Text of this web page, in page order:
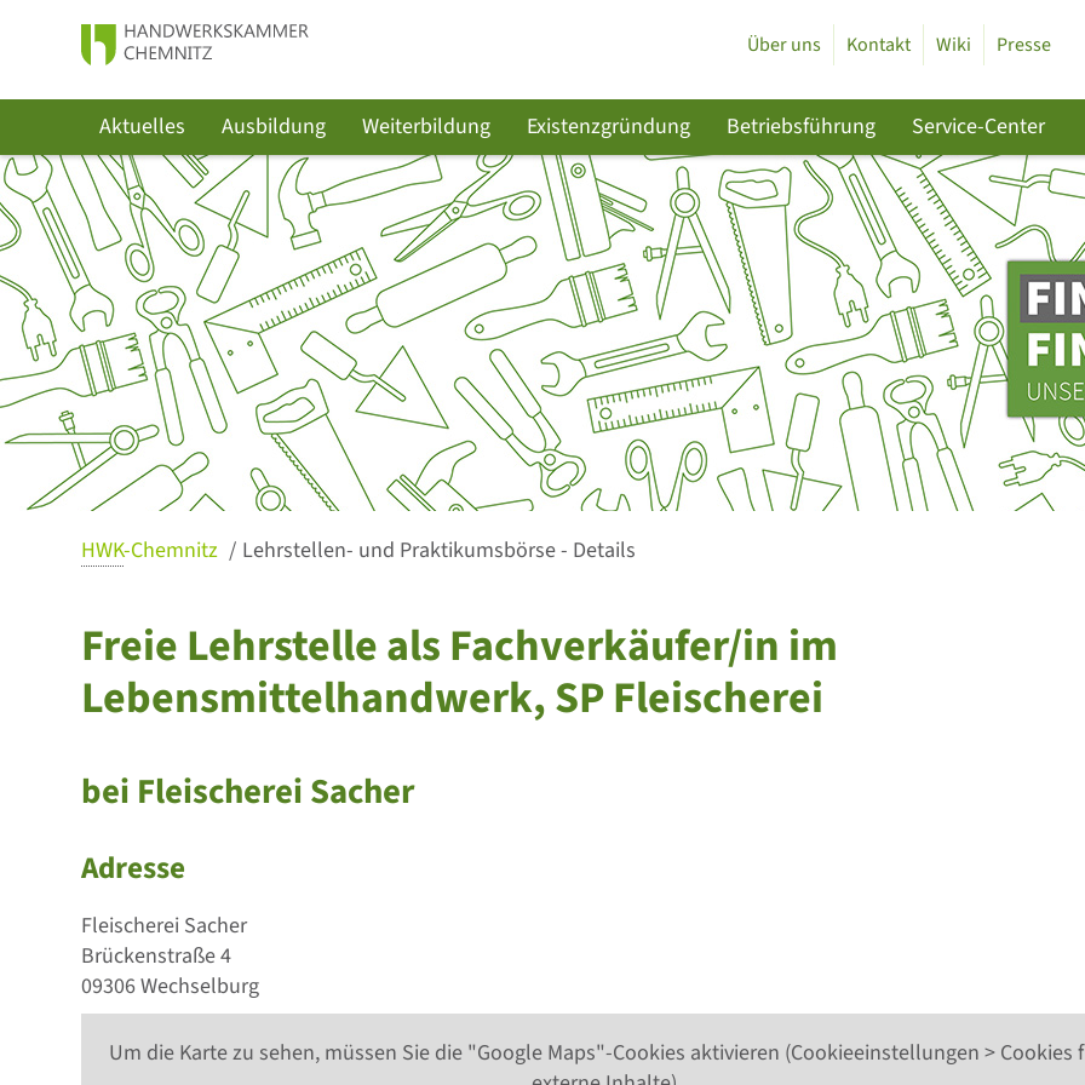
Über uns Kontakt Wiki Presse
Aktuelles Ausbildung Weiterbildung Existenzgründung Betriebsführung Service-Center
HWK-Chemnitz Lehrstellen- und Praktikumsbörse - Details
Freie Lehrstelle als Fachverkäufer/in im
Lebensmittelhandwerk, SP Fleischerei
bei Fleischerei Sacher
Adresse
Fleischerei Sacher
Brückenstraße 4
09306 Wechselburg
Um die Karte zu sehen, müssen Sie die "Google Maps"-Cookies aktivieren (Cookieeinstellungen > Cookies